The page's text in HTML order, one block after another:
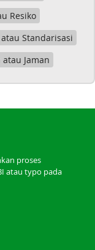
Resiko
Standarisasi
atau Jaman
proses
atau typo pada